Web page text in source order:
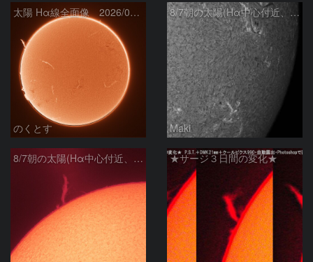
太陽 Hα線全面像 2026/08/07
のくとす
8/7朝の太陽(Hα中心付近、4498、4502付近)
Maki
8/7朝の太陽(Hα中心付近、プロミネンス) ★サージ３日間の変化★